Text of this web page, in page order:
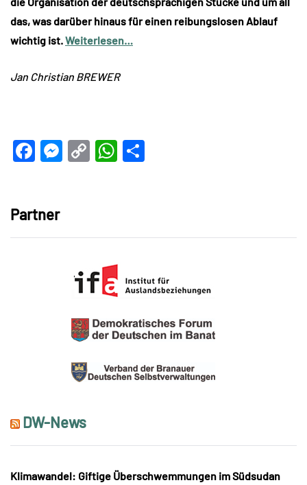
das, was darüber hinaus für einen reibungslosen Ablauf
wichtig ist.Weiterlesen…
Jan Christian BREWER
Facebook
Messenger
CopyWhatsApp
Partner
DW-News
Klimawandel: Giftige Überschwemmungen im Südsudan